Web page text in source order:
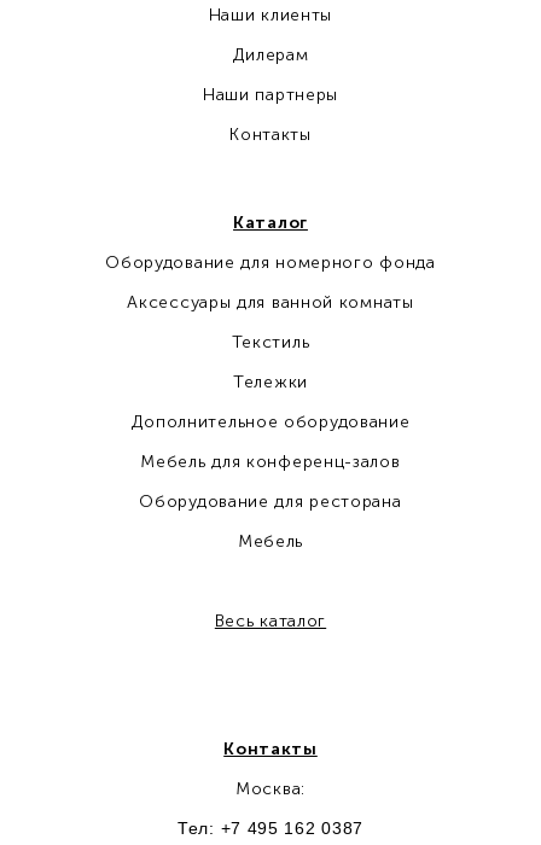
Наши клиенты
Дилерам
Наши партнеры
Контакты
Каталог
Оборудование для номерного фонда
Аксессуары для ванной комнаты
Текстиль
Тележки
Дополнительное оборудование
Мебель для конференц-залов
Оборудование для ресторана
Мебель
Весь каталог
Контакты
Москва:
Тел: +7 495 162 0387